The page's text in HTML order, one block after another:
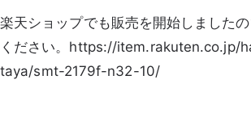
楽天ショップでも販売を開始しました
ください。https://item.rakuten.co.jp/
taya/smt-2179f-n32-10/